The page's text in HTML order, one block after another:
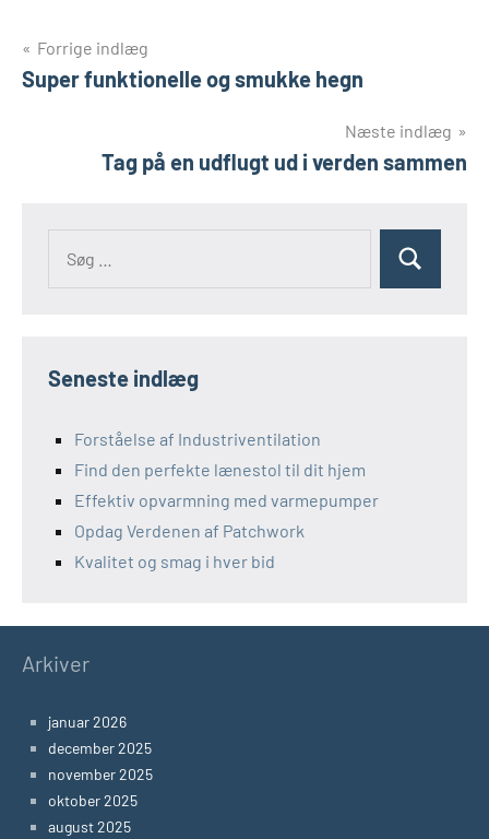
Indlægsnavigation
Forrige indlæg
Super funktionelle og smukke hegn
Næste indlæg
Tag på en udflugt ud i verden sammen
efter:
Søg
Seneste indlæg
Forståelse af Industriventilation
Find den perfekte lænestol til dit hjem
Effektiv opvarmning med varmepumper
Opdag Verdenen af Patchwork
Kvalitet og smag i hver bid
Arkiver
januar 2026
december 2025
november 2025
oktober 2025
august 2025